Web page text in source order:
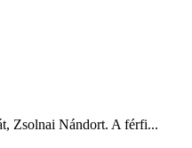
Zsolnai Nándort. A férfi...